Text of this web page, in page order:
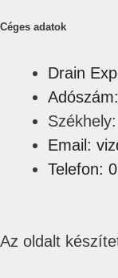
Céges adatok
Drain
Email:
Telefon:
Az oldalt